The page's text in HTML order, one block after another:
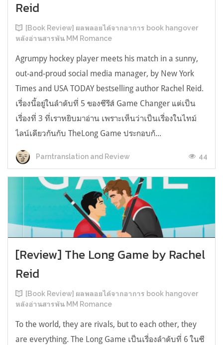
Reid
[Book Review] ผลพลอยได้จากอาการ book hangover
หลังอ่านสารพัน MM Romance
Agrumpy hockey player meets his match in a sunny,
out-and-proud social media manager, by New York
Times and USA TODAY bestselling author Rachel Reid.
เรื่องนี้อยู่ในลำดับที่ 5 ของซีรีส์ Game Changer แต่เป็น
เรื่องที่ 3 ที่เราหยิบมาอ่าน เพราะเห็นว่าเป็นเรื่องในไทม์
ไลน์เดียวกันกับ TheLong Game ประกอบกั...
Parntranslation and Review 44
[Review] The Long Game by Rachel
Reid
[Book Review] ผลพลอยได้จากอาการ book hangover
หลังอ่านสารพัน MM Romance
To the world, they are rivals, but to each other, they
are everything. The Long Game เป็นเรื่องลำดับที่ 6 ในซี